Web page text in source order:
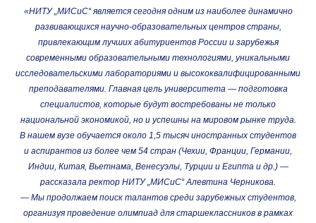
«НИТУ „МИСиС“ является сегодня одним из наиболее динамично
развивающихся научно-образовательных центров страны,
привлекающим лучших абитуриентов России и зарубежья
современными образовательными технологиями, уникальными
исследовательскими лабораториями и высококвалифицированными
преподавателями. Главная цель университета — подготовка
специалистов, которые будут востребованы не только
национальной экономикой, но и успешны на мировом рынке труда.
В нашем вузе обучается около 1,5 тысяч иностранных студентов
и аспирантов из более чем 54 стран (Чехии, Франции, Германии,
Индии, Китая, Вьетнама, Венесуэлы, Турции и Египта и др.) —
рассказала ректор НИТУ „МИСиС“ Алевтина Черникова.
— Мы продолжаем поиск талантов среди зарубежных студентов,
организуя проведение олимпиад для старшеклассников в рамках